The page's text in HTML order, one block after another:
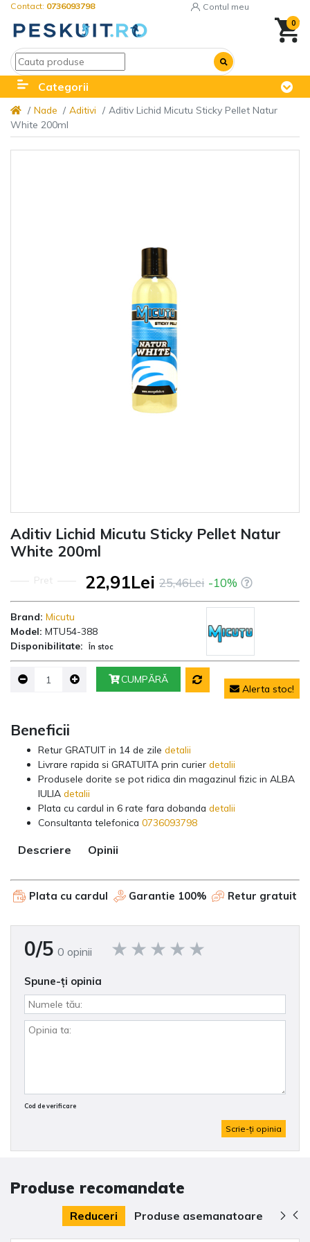
Contact: 0736093798 Contul meu
0
Categorii
Nade Aditivi
Aditiv Lichid Micutu Sticky Pellet Natur
White 200ml
Aditiv Lichid Micutu Sticky Pellet Natur
White 200ml
Pret 22,91Lei 25,46Lei -10%
Descriere Opinii
Brand: Micutu
Model: MTU54-388
Disponibilitate:
În stoc
CUMPĂRĂ
Alerta stoc!
Beneficii
Retur GRATUIT in 14 de zile detalii
Livrare rapida si GRATUITA prin curier detalii
Produsele dorite se pot ridica din magazinul fizic in ALBA
IULIA detalii
Plata cu cardul in 6 rate fara dobanda detalii
Consultanta telefonica 0736093798
Plata cu cardul Garantie 100% Retur gratuit
0/5 0 opinii
Spune-ţi opinia
Cod de verificare
Scrie-ţi opinia
Produse recomandate
Reduceri Produse asemanatoare